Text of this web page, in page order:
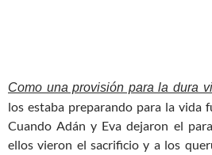
Como una provisión para la dura
los estaba preparando para la vida
Cuando Adán y Eva dejaron el
ellos vieron el sacrificio y a los